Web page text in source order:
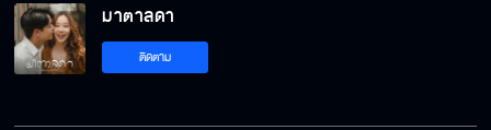
เป็นผู้หญิงแต่ไปนอนบ้านผู้ชาย มันน่านักนะนัง
มาตาลดา
ติดตาม